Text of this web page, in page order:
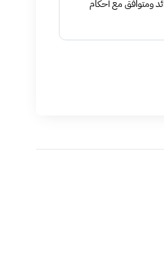
ومتوافق مع أحكام